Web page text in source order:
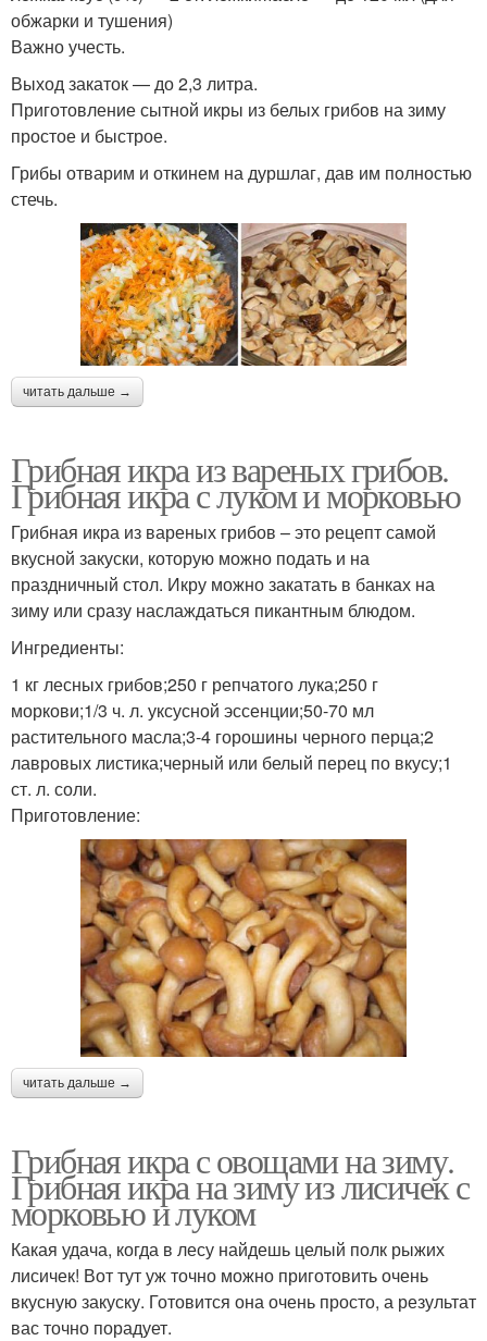
обжарки и тушения)
Важно учесть.
Выход закаток — до 2,3 литра.
Приготовление сытной икры из белых грибов на зиму
простое и быстрое.
Грибы отварим и откинем на дуршлаг, дав им полностью
стечь.
читать дальше →
Грибная икра из вареных грибов.
Грибная икра с луком и морковью
Грибная икра из вареных грибов – это рецепт самой
вкусной закуски, которую можно подать и на
праздничный стол. Икру можно закатать в банках на
зиму или сразу наслаждаться пикантным блюдом.
Ингредиенты:
1 кг лесных грибов;250 г репчатого лука;250 г
моркови;1/3 ч. л. уксусной эссенции;50-70 мл
растительного масла;3-4 горошины черного перца;2
лавровых листика;черный или белый перец по вкусу;1
ст. л. соли.
Приготовление:
читать дальше →
Грибная икра с овощами на зиму.
Грибная икра на зиму из лисичек с
морковью и луком
Какая удача, когда в лесу найдешь целый полк рыжих
лисичек! Вот тут уж точно можно приготовить очень
вкусную закуску. Готовится она очень просто, а результат
вас точно порадует.